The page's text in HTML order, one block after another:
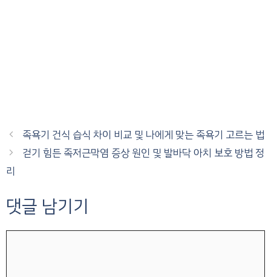
족욕기 건식 습식 차이 비교 및 나에게 맞는 족욕기 고르는 법
걷기 힘든 족저근막염 증상 원인 및 발바닥 아치 보호 방법 정
리
댓글 남기기